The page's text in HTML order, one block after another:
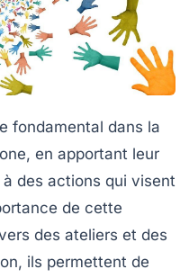
fondamental dans la
, en apportant leur
des actions qui visent
de cette
des ateliers et des
ils permettent de